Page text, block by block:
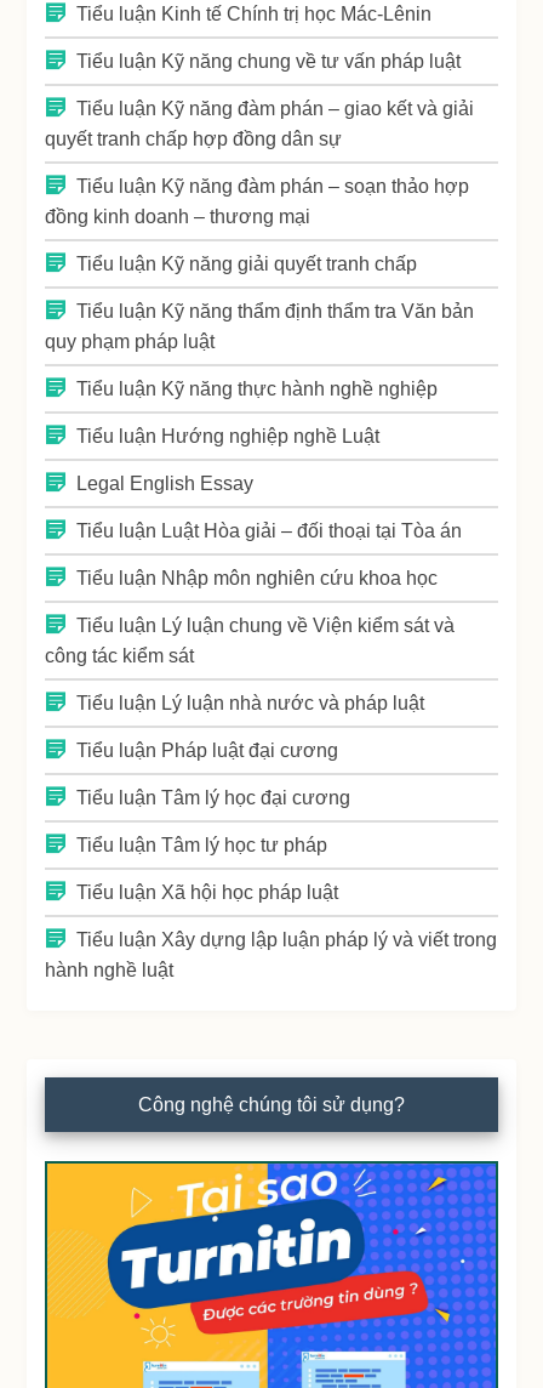
Tiểu luận Kinh tế Chính trị học Mác-Lênin
Tiểu luận Kỹ năng chung về tư vấn pháp luật
Tiểu luận Kỹ năng đàm phán – giao kết và giải
quyết tranh chấp hợp đồng dân sự
Tiểu luận Kỹ năng đàm phán – soạn thảo hợp
đồng kinh doanh – thương mại
Tiểu luận Kỹ năng giải quyết tranh chấp
Tiểu luận Kỹ năng thẩm định thẩm tra Văn bản
quy phạm pháp luật
Tiểu luận Kỹ năng thực hành nghề nghiệp
Tiểu luận Hướng nghiệp nghề Luật
Legal English Essay
Tiểu luận Luật Hòa giải – đối thoại tại Tòa án
Tiểu luận Nhập môn nghiên cứu khoa học
Tiểu luận Lý luận chung về Viện kiểm sát và
công tác kiểm sát
Tiểu luận Lý luận nhà nước và pháp luật
Tiểu luận Pháp luật đại cương
Tiểu luận Tâm lý học đại cương
Tiểu luận Tâm lý học tư pháp
Tiểu luận Xã hội học pháp luật
Tiểu luận Xây dựng lập luận pháp lý và viết trong
hành nghề luật
Công nghệ chúng tôi sử dụng?